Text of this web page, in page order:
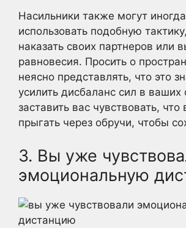
Насильники также могут иногда
использовать подобную
наказать своих партнеров или
равновесия. Просить о
неясно представлять, что это
усилить дисбаланс сил в ваших
заставить вас чувствовать,
прыгать через обручи, чтобы
3. Вы уже
эмоциональную